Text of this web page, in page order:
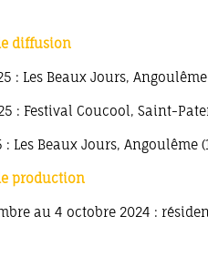
diffusion
: Les Beaux Jours, Angoulême
: Festival Coucool, Saint-
: Les Beaux Jours, Angoulême
production
au 4 octobre 2024 :